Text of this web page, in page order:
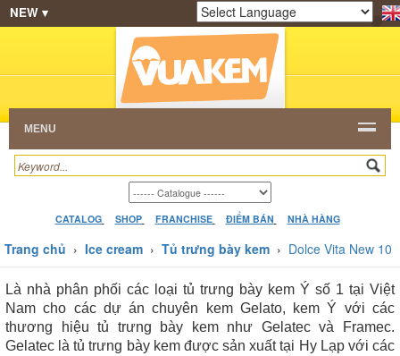
SHOP HẠT CAFE
NHÀ HÀNG
CATALOG VIDEO HỎI ĐÁP
NEW ▾
Powered by Translate
MENU
CATALOG SHOP FRANCHISE ĐIỂM BÁN NHÀ HÀNG
Trang chủ › Ice cream › Tủ trưng bày kem › Dolce Vita New 10
Là nhà phân phối các loại tủ trưng bày kem Ý số 1 tại Việt
Nam cho các dự án chuyên kem Gelato, kem Ý với các
thương hiệu tủ trưng bày kem như Gelatec và Framec.
Gelatec là tủ trưng bày kem được sản xuất tại Hy Lạp với các